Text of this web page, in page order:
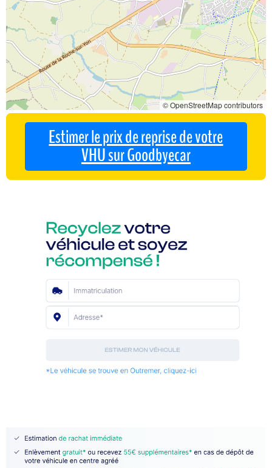
© OpenStreetMap contributors
Estimer le prix de reprise de votre
VHU sur Goodbyecar